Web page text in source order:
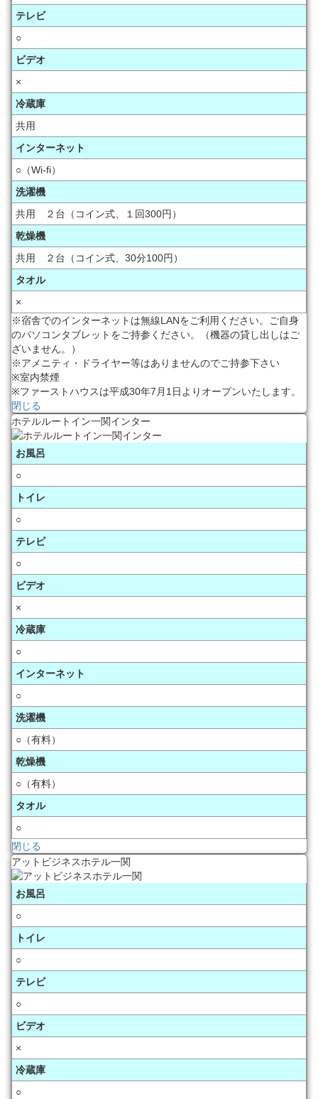
テレビ
○
ビデオ
×
冷蔵庫
共用
インターネット
○（Wi-fi）
洗濯機
共用 ２台（コイン式、１回300円）
乾燥機
共用 ２台（コイン式、30分100円）
タオル
×
※宿舎でのインターネットは無線LANをご利用ください。ご自身
のパソコンタブレットをご持参ください。（機器の貸し出しはご
ざいません。）
※アメニティ・ドライヤー等はありませんのでご持参下さい
※室内禁煙
※ファーストハウスは平成30年7月1日よりオープンいたします。
閉じる
ホテルルートイン一関インター
お風呂
○
トイレ
○
テレビ
○
ビデオ
×
冷蔵庫
○
インターネット
○
洗濯機
○（有料）
乾燥機
○（有料）
タオル
○
閉じる
アットビジネスホテル一関
お風呂
○
トイレ
○
テレビ
○
ビデオ
×
冷蔵庫
○